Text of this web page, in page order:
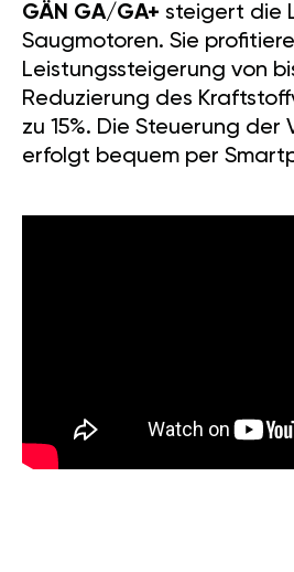
GÄN GA/GA+ steigert die
Saugmotoren. Sie
Leistungssteigerung von
Reduzierung des
zu 15%. Die Steuerung der
erfolgt bequem per